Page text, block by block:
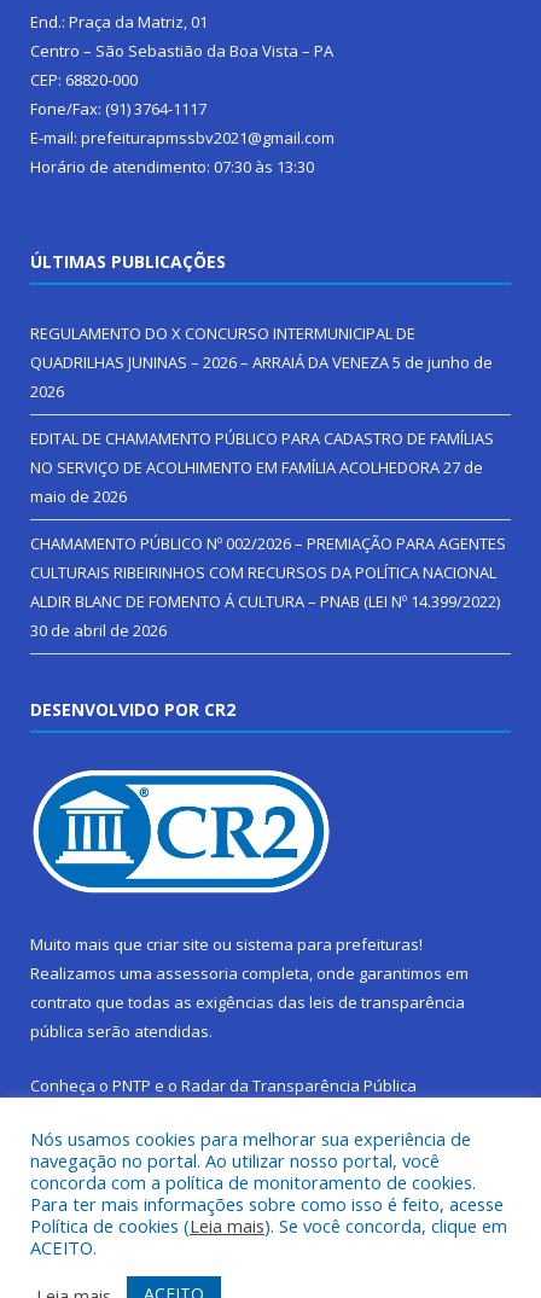
End.: Praça da Matriz, 01
Centro – São Sebastião da Boa Vista – PA
CEP: 68820-000
Fone/Fax: (91) 3764-1117
E-mail: prefeiturapmssbv2021@gmail.com
Horário de atendimento: 07:30 às 13:30
ÚLTIMAS PUBLICAÇÕES
REGULAMENTO DO X CONCURSO INTERMUNICIPAL DE
QUADRILHAS JUNINAS – 2026 – ARRAIÁ DA VENEZA5 de junho de
2026
EDITAL DE CHAMAMENTO PÚBLICO PARA CADASTRO DE FAMÍLIAS
NO SERVIÇO DE ACOLHIMENTO EM FAMÍLIA ACOLHEDORA27 de
maio de 2026
CHAMAMENTO PÚBLICO Nº 002/2026 – PREMIAÇÃO PARA AGENTES
CULTURAIS RIBEIRINHOS COM RECURSOS DA POLÍTICA NACIONAL
ALDIR BLANC DE FOMENTO Á CULTURA – PNAB (LEI Nº 14.399/2022)
30 de abril de 2026
DESENVOLVIDO POR CR2
Muito mais que criar site ou sistema para prefeituras!
Realizamos uma assessoria completa, onde garantimos em
contrato que todas as exigências das leis de transparência
pública serão atendidas.
Conheça o PNTP e o Radar da Transparência Pública
Todos os direitos reservados a Prefeitura Municipal de São
Sebastião da Boa Vista.
Frequência Online Mapa do Site
Nós usamos cookies para melhorar sua experiência de
navegação no portal. Ao utilizar nosso portal, você
concorda com a política de monitoramento de cookies.
Para ter mais informações sobre como isso é feito, acesse
Política de cookies (Leia mais). Se você concorda, clique em
ACEITO.